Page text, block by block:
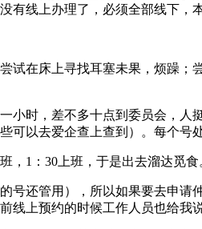
有线上办理了，必须全部线下，
试在床上寻找耳塞未果，烦躁
小时，差不多十点到委员会，
可以去爱企查上查到）。每个号
，1：30上班，于是出去溜达觅
号还管用），所以如果要去申
线上预约的时候工作人员也给我